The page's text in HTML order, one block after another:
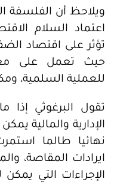
ويلاحظ أن الفلسفة
اعتماد السلام
تؤثر على اقتصاد
حيث تعمل على
للعملية السلمية،
تقول البرغوثي إذا
الإدارية والمالية
نهائيا طالما
ايرادات المقاصة،
الإجراءات التي